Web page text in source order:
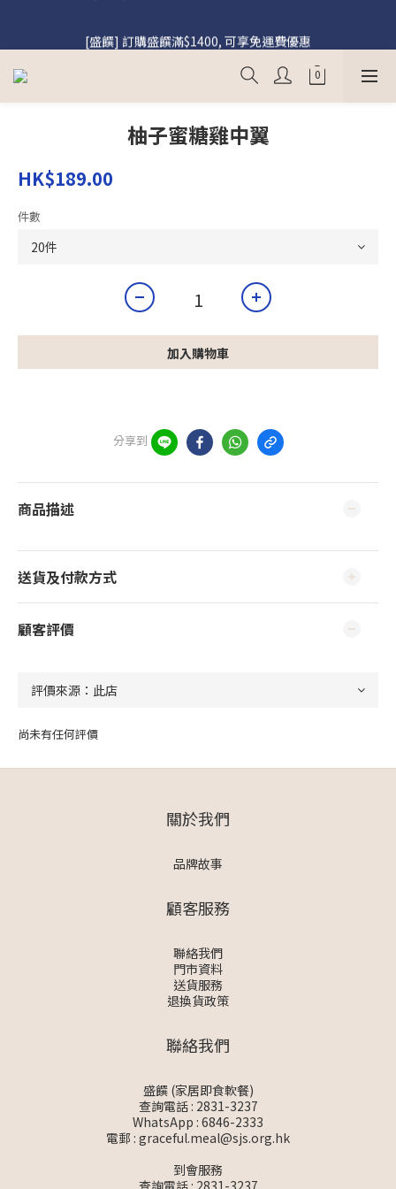
[盛饌] 訂購盛饌滿$1400, 可享免運費優惠
[到會] 非牟利機構訂購美食到會滿$2000, 即享9折優惠, 優惠碼
[盛饌] 註冊會員購買盛饌即享95折優惠
柚子蜜糖雞中翼
HK$189.00
件數
加入購物車
分享到
商品描述
送貨及付款方式
顧客評價
尚未有任何評價
關於我們
品牌故事
顧客服務
聯絡我們
門市資料
送貨服務
退換貨政策
聯絡我們
盛饌 (家居即食軟餐)
查詢電話 : 2831-3237
WhatsApp : 6846-2333
電郵 : graceful.meal@sjs.org.hk
到會服務
查詢電話 : 2831-3237